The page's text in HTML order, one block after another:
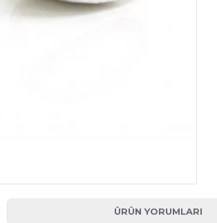
ÜRÜN YORUMLARI